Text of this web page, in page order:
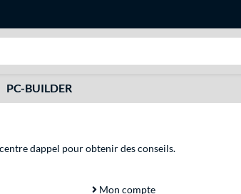
PC-BUILDER
dappel pour obtenir des conseils.
Mon compte